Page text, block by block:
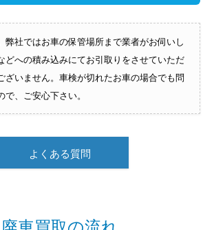
弊社ではお車の保管場所まで業者がお伺いし
どへの積み込みにてお引取りをさせていただ
ざいません。車検が切れたお車の場合でも問
、ご安心下さい。
よくある質問